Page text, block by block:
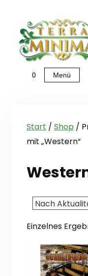
springen
0 Menü
Start / Shop /
mit „Western“
Einzelnes